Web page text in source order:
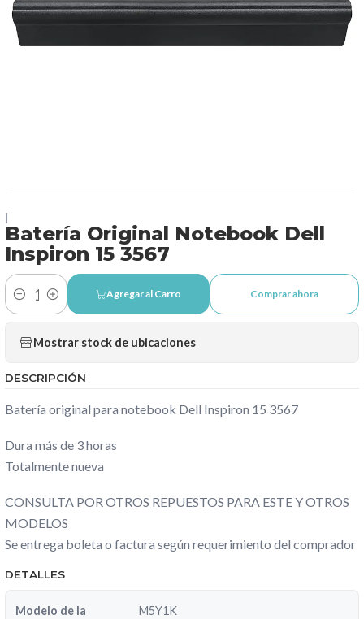
Batería Original Notebook Dell
Inspiron 15 3567
Cantidad
Agregar al Carro Comprar ahora
Mostrar stock de ubicaciones
DESCRIPCIÓN
Batería original para notebook Dell Inspiron 15 3567
Dura más de 3 horas
Totalmente nueva
CONSULTA POR OTROS REPUESTOS PARA ESTE Y OTROS
MODELOS
Se entrega boleta o factura según requerimiento del comprador
DETALLES
Modelo de la
M5Y1K